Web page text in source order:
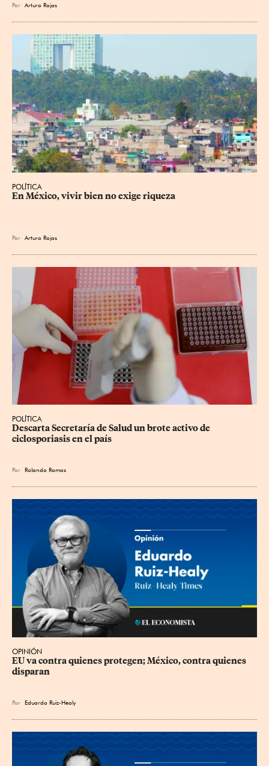
Por Arturo Rojas
POLÍTICA
En México, vivir bien no exige riqueza
Por Arturo Rojas
POLÍTICA
Descarta Secretaría de Salud un brote activo de
ciclosporiasis en el país
Por Rolando Ramos
OPINIÓN
EU va contra quienes protegen; México, contra quienes
disparan
Por Eduardo Ruiz-Healy